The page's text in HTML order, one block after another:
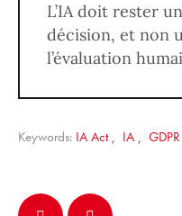
L’IA doit rester
décision, et non
l’évaluation
Keywords: IA Act, IA , GDPR